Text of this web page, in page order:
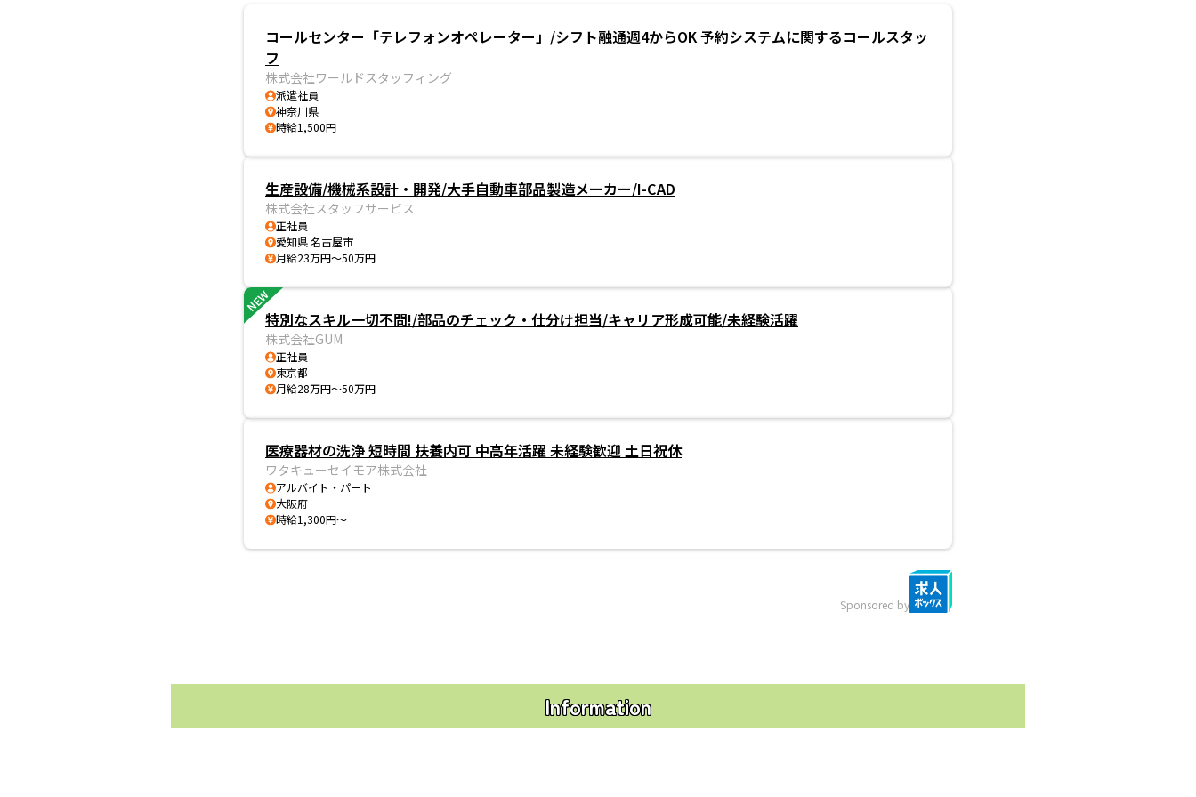
コールセンター「テレフォンオペレーター」/シフト融通週4からOK 予約システムに関するコールスタッ
フ
株式会社ワールドスタッフィング
派遣社員
神奈川県
時給1,500円
生産設備/機械系設計・開発/大手自動車部品製造メーカー/I-CAD
株式会社スタッフサービス
正社員
愛知県 名古屋市
月給23万円～50万円
NEW
特別なスキル一切不問!/部品のチェック・仕分け担当/キャリア形成可能/未経験活躍
株式会社GUM
正社員
東京都
月給28万円～50万円
医療器材の洗浄 短時間 扶養内可 中高年活躍 未経験歓迎 土日祝休
ワタキューセイモア株式会社
アルバイト・パート
大阪府
時給1,300円～
Sponsored by
Information